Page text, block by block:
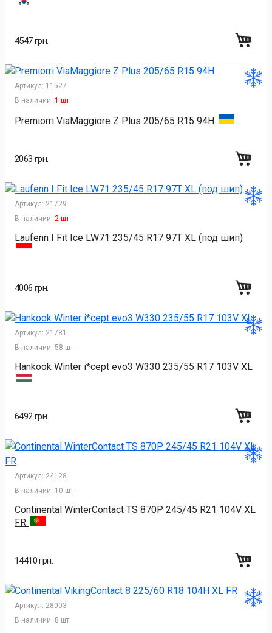
4547 грн.
Артикул: 11527
В наличии: 1 шт
Premiorri ViaMaggiore Z Plus 205/65 R15 94H
2063 грн.
Артикул: 21729
В наличии: 2 шт
Laufenn I Fit Ice LW71 235/45 R17 97T XL (под шип)
4006 грн.
Артикул: 21781
В наличии: 58 шт
Hankook Winter i*cept evo3 W330 235/55 R17 103V XL
6492 грн.
Артикул: 24128
В наличии: 10 шт
Continental WinterContact TS 870P 245/45 R21 104V XL
FR
14410 грн.
Артикул: 28003
В наличии: 8 шт